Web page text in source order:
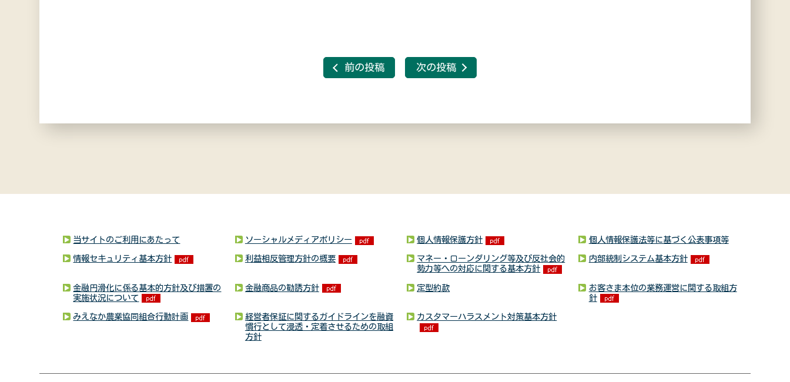
前の投稿 次の投稿
当サイトのご利用にあたって ソーシャルメディアポリシー 個人情報保護方針 個人情報保護法等に基づく公表事項等
情報セキュリティ基本方針 利益相反管理方針の概要
マネー・ローンダリング等及び反社会的
勢力等への対応に関する基本方針
内部統制システム基本方針
金融円滑化に係る基本的方針及び措置の
実施状況について
金融商品の勧誘方針 定型約款
お客さま本位の業務運営に関する取組方
針
みえなか農業協同組合行動計画
経営者保証に関するガイドラインを融資
慣行として浸透・定着させるための取組
方針
カスタマーハラスメント対策基本方針